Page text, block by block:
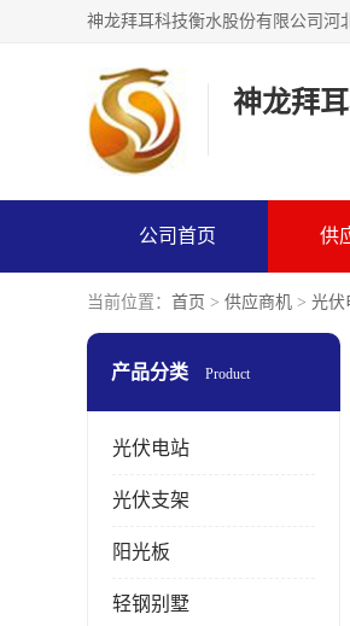
神龙拜
公司首页 供
当前位置： 首页 > 供应商机 > 光伏
产品分类 Product
光伏电站
光伏支架
阳光板
轻钢别墅